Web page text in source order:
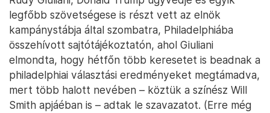
legfőbb szövetségese is részt vett az elnök
kampánystábja által szombatra, Philadelphiába
összehívott sajtótájékoztatón, ahol Giuliani
elmondta, hogy hétfőn több keresetet is beadnak a
philadelphiai választási eredményeket megtámadva,
mert több halott nevében – köztük a színész Will
Smith apjáéban is – adtak le szavazatot. (Erre még